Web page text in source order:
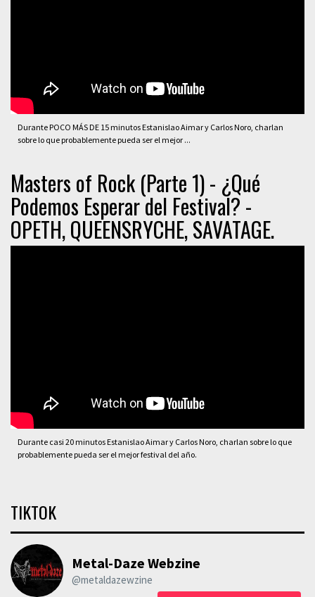
Durante POCO MÁS DE 15 minutos Estanislao Aimar y Carlos Noro, charlan
sobre lo que probablemente pueda ser el mejor ...
Masters of Rock (Parte 1) - ¿Qué
Podemos Esperar del Festival? -
OPETH, QUEENSRYCHE, SAVATAGE.
Durante casi 20 minutos Estanislao Aimar y Carlos Noro, charlan sobre lo que
probablemente pueda ser el mejor festival del año.
TIKTOK
Metal-Daze Webzine
@metaldazewzine